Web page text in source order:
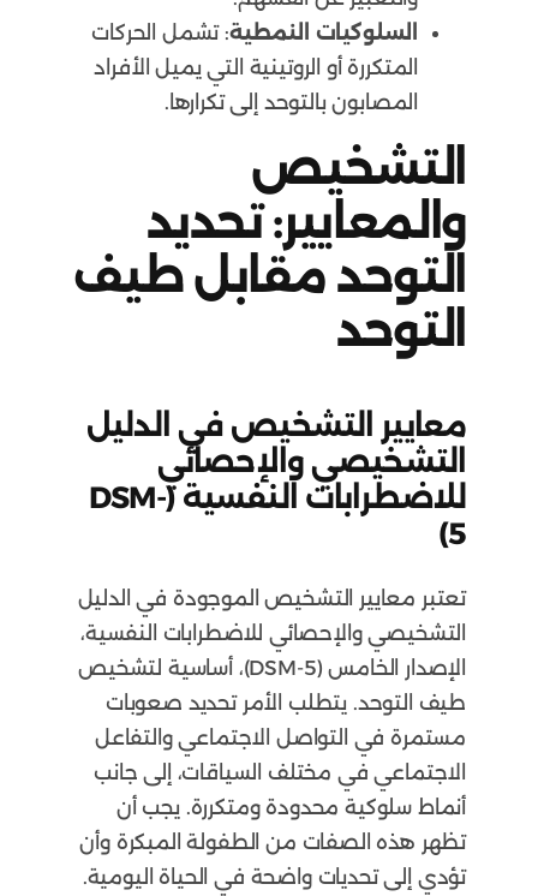
السلوكيات النمطية: تشمل الحركات
المتكررة أو الروتينية التي يميل الأفراد
المصابون بالتوحد إلى تكرارها.
التشخيص
والمعايير: تحديد
التوحد مقابل طيف
التوحد
معايير التشخيص في الدليل
التشخيصي والإحصائي
للاضطرابات النفسية (DSM-
5)
تعتبر معايير التشخيص الموجودة في الدليل
التشخيصي والإحصائي للاضطرابات النفسية،
الإصدار الخامس (DSM-5)، أساسية لتشخيص
طيف التوحد. يتطلب الأمر تحديد صعوبات
مستمرة في التواصل الاجتماعي والتفاعل
الاجتماعي في مختلف السياقات، إلى جانب
أنماط سلوكية محدودة ومتكررة. يجب أن
تظهر هذه الصفات من الطفولة المبكرة وأن
تؤدي إلى تحديات واضحة في الحياة اليومية.